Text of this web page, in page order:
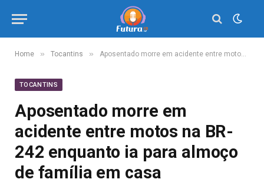
Home » Tocantins » Aposentado morre em acidente entre motos na BR-242 enquanto ia para almoço de família em casa
TOCANTINS
Aposentado morre em
acidente entre motos na BR-
242 enquanto ia para almoço
de família em casa